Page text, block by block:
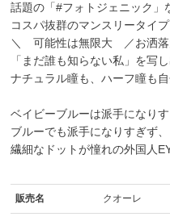
話題の「#フォトジェニック」
コスパ抜群のマンスリータイプ
＼ 可能性は無限大 ／お洒落
「まだ誰も知らない私」を写
ナチュラル瞳も、ハーフ瞳も
ベイビーブルーは派手になり
ブルーでも派手になりすぎず、
繊細なドットが憧れの外国人
販売名 クオーレ